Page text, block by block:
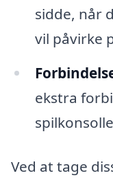
sidde, når
vil påvirke
ekstra
Ved at tage